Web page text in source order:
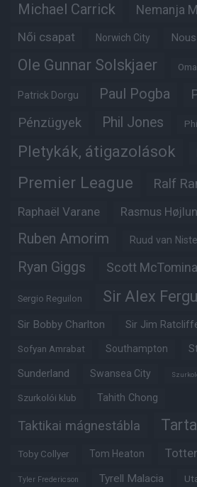
Michael Carrick Nemanja
Női csapat Norwich City
Ole Gunnar Solskjaer
Patrick Dorgu Paul Pogba
Pénzügyek Phil Jones
Pletykák, átigazolások
Premier League Ralf
Raphaël Varane Rasmus
Ruben Amorim Ruud van
Ryan Giggs Scott
Sergio Reguilon Sir Alex
Sir Bobby Charlton Sir Jim
Sofyan Amrabat Southampton
Sunderland Swansea City
Szurkolói klub Tahith Chong
Taktikai mágnestábla
Toby Collyer Tom Heaton
Tyler Fredericson Tyrell Malacia